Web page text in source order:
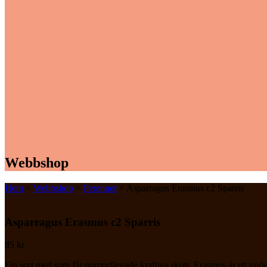
Webbshop
Hem > Webbshop > Perenner> Asparragus Erasmus c2 Sparris
Asparragus Erasmus c2 Sparris
85 kr